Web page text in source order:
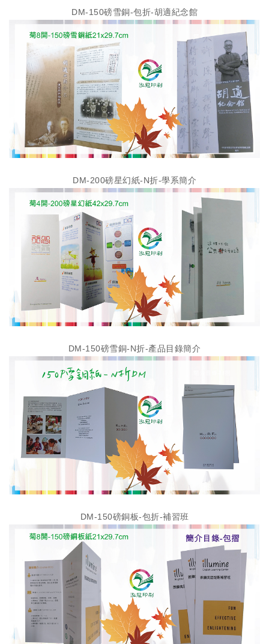
DM-150磅雪銅-包折-胡適紀念館
DM-200磅星幻紙-N折-學系簡介
DM-150磅雪銅-N折-產品目錄簡介
DM-150磅銅板-包折-補習班